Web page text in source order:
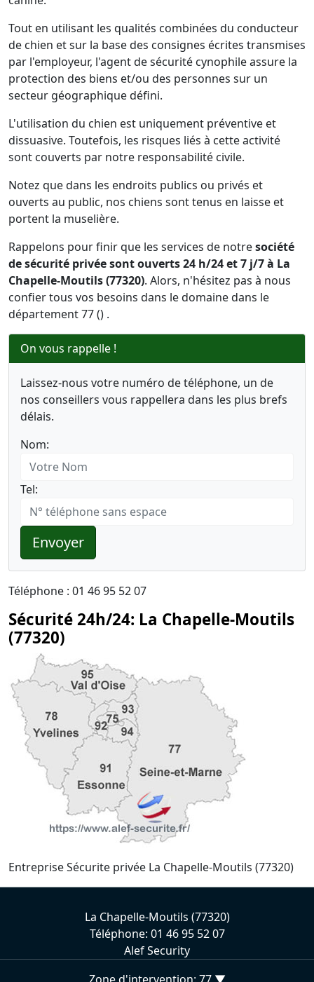
Tout en utilisant les qualités combinées du conducteur
de chien et sur la base des consignes écrites transmises
par l'employeur, l'agent de sécurité cynophile assure la
protection des biens et/ou des personnes sur un
secteur géographique défini.
L'utilisation du chien est uniquement préventive et
dissuasive. Toutefois, les risques liés à cette activité
sont couverts par notre responsabilité civile.
Notez que dans les endroits publics ou privés et
ouverts au public, nos chiens sont tenus en laisse et
portent la muselière.
Rappelons pour finir que les services de notresociété
de sécurité privée sont ouverts 24 h/24 et 7 j/7 à La
Chapelle-Moutils (77320). Alors, n'hésitez pas à nous
confier tous vos besoins dans le domaine dans le
département 77 () .
On vous rappelle !
Laissez-nous votre numéro de téléphone, un de
nos conseillers vous rappellera dans les plus brefs
délais.
Nom:
Tel:
Envoyer
Téléphone : 01 46 95 52 07
Sécurité 24h/24: La Chapelle-Moutils
(77320)
Entreprise Sécurite privée La Chapelle-Moutils (77320)
La Chapelle-Moutils (77320)
Téléphone: 01 46 95 52 07
Alef Security